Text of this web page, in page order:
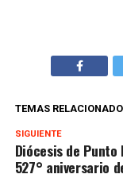
TEMAS
SIGUIENTE
Diócesis de
527° aniversario